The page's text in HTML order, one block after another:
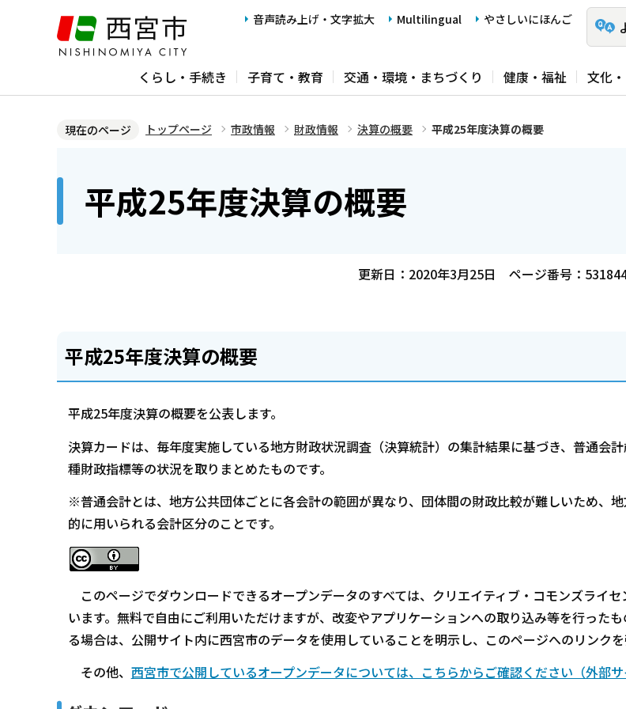
ジ
音声読み上げ・文字拡大 Multilingual やさしいにほんご
くらし・手続き 子育て・教育 交通・環境・まちづくり 健康・福祉 文化
現在のページ トップページ 市政情報 財政情報 決算の概要 平成25年度決算の概要
平成25年度決算の概要
更新日：2020年3月25日 ページ番号：
平成25年度決算の概要
平成25年度決算の概要を公表します。
決算カードは、毎年度実施している地方財政状況調査（決算統計）の集計結果に基づき、普通会
種財政指標等の状況を取りまとめたものです。
※普通会計とは、地方公共団体ごとに各会計の範囲が異なり、団体間の財政比較が難しいため、
的に用いられる会計区分のことです。
このページでダウンロードできるオープンデータのすべては、クリエイティブ・コモンズライ
います。無料で自由にご利用いただけますが、改変やアプリケーションへの取り込み等を行った
る場合は、公開サイト内に西宮市のデータを使用していることを明示し、このページへのリンクを
その他、 西宮市で公開しているオープンデータについては、こちらからご確認ください（外部サ